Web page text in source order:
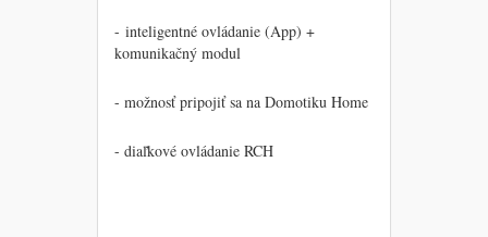
- inteligentné ovládanie (App) +
komunikačný modul
- možnosť pripojiť sa na Domotiku Home
- diaľkové ovládanie RCH